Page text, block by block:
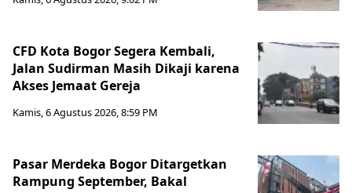
CFD Kota Bogor Segera Kembali,
Jalan Sudirman Masih Dikaji karena
Akses Jemaat Gereja
Kamis, 6 Agustus 2026, 8:59 PM
Pasar Merdeka Bogor Ditargetkan
Rampung September, Bakal